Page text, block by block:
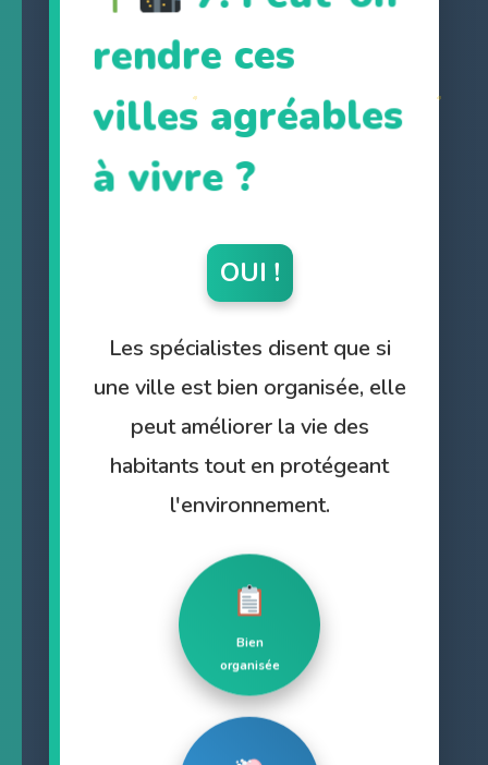
à vivre ?
OUI !
Les spécialistes disent que si
une ville est bien organisée, elle
peut améliorer la vie des
habitants tout en protégeant
l'environnement.
Bien
organisée